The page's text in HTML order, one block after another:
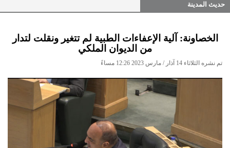
حديث المدينة
الخصاونة: آلية الإعفاءات الطبية لم تتغير ونقلت لتدار
من الديوان الملكي
تم نشره الثلاثاء 14 آذار / مارس 2023 12:26 مساءً